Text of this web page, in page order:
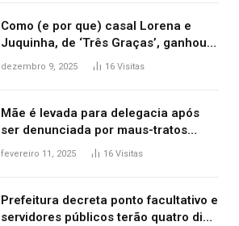
Como (e por que) casal Lorena e
Juquinha, de ‘Três Graças’, ganhou
repercussão internacional
dezembro 9, 2025 16 Visitas
Mãe é levada para delegacia após
ser denunciada por maus-tratos
contra dois filhos, diz polícia
fevereiro 11, 2025 16 Visitas
Prefeitura decreta ponto facultativo e
servidores públicos terão quatro dias